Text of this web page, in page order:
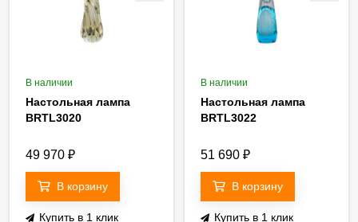
В наличии
Настольная лампа
BRTL3020
49 970 ₽
В корзину
Купить в 1 клик
В наличии
Настольная лампа
BRTL3022
51 690 ₽
В корзину
Купить в 1 клик